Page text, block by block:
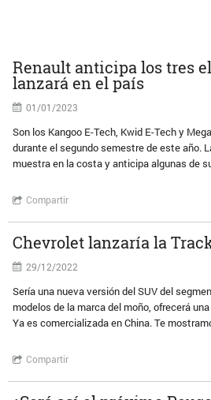
Renault anticipa los tres
lanzará en el país
01/01/2023
Son los Kangoo E-Tech, Kwid E-Tech y
durante el segundo semestre de este año.
muestra en la costa y anticipa algunas de
Compartir
Chevrolet lanzaría la
29/12/2022
Sería una nueva versión del SUV del
modelos de la marca del moño, ofrecerá
Ya es comercializada en China. Te
Compartir